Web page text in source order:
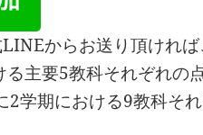
からお送り頂ければ
主要5教科それぞれの
学期における9教科それ